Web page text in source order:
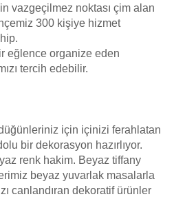
vazgeçilmez noktası çim alan
300 kişiye hizmet
eğlence organize eden
tercih edebilir.
için içinizi ferahlatan
bir dekorasyon hazırlıyor.
renk hakim. Beyaz tiffany
beyaz yuvarlak masalarla
canlandıran dekoratif ürünler